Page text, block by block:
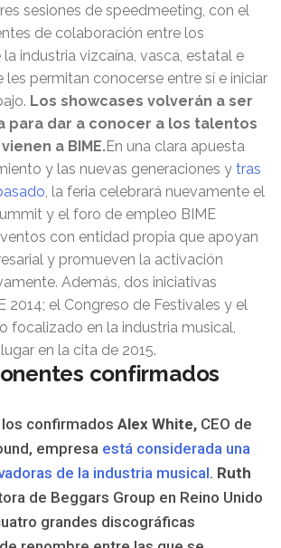
sesiones de speedmeeting, con el
de colaboración entre los
industria vizcaína, vasca, estatal e
les permitan conocerse entre sí e iniciar
Los showcases volverán a ser
para dar a conocer a los talentos
a BIME.En una clara apuesta
y las nuevas generaciones y tras
, la feria celebrará nuevamente el
y el foro de empleo BIME
con entidad propia que apoyan
y promueven la activación
Además, dos iniciativas
2014; el Congreso de Festivales y el
focalizado en la industria musical,
en la cita de 2015.
confirmados
confirmados Alex White, CEO de
empresa está considerada una
de la industria musical. Ruth
de Beggars Group en Reino Unido
grandes discográficas